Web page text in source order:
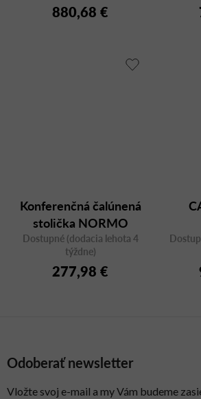
880,68 €
Konferenčná čalúnená
stolička NORMO
500HC na kolieskach
Dostupné (dodacia lehota 4
týždne)
277,98 €
Odoberať newsletter
Vložte svoj e-mail a my Vám budeme